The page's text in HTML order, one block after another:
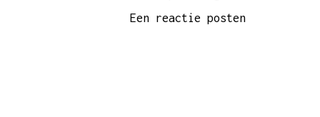
Een reactie posten